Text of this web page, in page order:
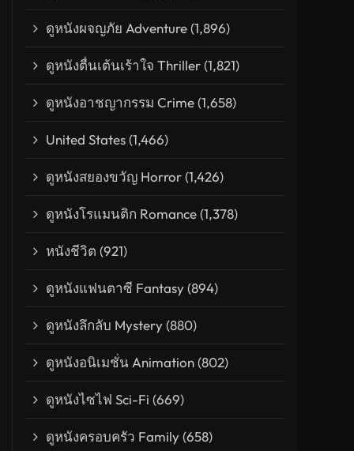
Rocket (2015) ไมล์ส จาก ทูมอโรว์แลนด์ จรวดออกบิน
มืองกินคน
ดูหนังผจญภัย Adventure(1,896)
ดูหนังตื่นเต้นเร้าใจ Thriller(1,821)
ดูหนังอาชญากรรม Crime(1,658)
United States(1,466)
ดูหนังสยองขวัญ Horror(1,426)
ดูหนังโรแมนติก Romance(1,378)
หนังชีวิต (921)
ดูหนังแฟนตาซี Fantasy(894)
ดูหนังลึกลับ Mystery(880)
ดูหนังอนิเมชั่น Animation(802)
ดูหนังไซไฟ Sci-Fi (669)
ดูหนังครอบครัว Family(658)